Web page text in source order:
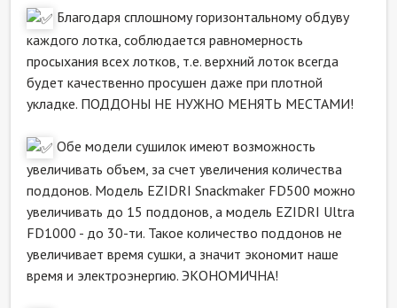
Благодаря сплошному горизонтальному обдуву
каждого лотка, соблюдается равномерность
просыхания всех лотков, т.е. верхний лоток всегда
будет качественно просушен даже при плотной
укладке. ПОДДОНЫ НЕ НУЖНО МЕНЯТЬ МЕСТАМИ!
Обе модели сушилок имеют возможность
увеличивать объем, за счет увеличения количества
поддонов. Модель EZIDRI Snackmaker FD500 можно
увеличивать до 15 поддонов, а модель EZIDRI Ultra
FD1000 - до 30-ти. Такое количество поддонов не
увеличивает время сушки, а значит экономит наше
время и электроэнергию. ЭКОНОМИЧНА!